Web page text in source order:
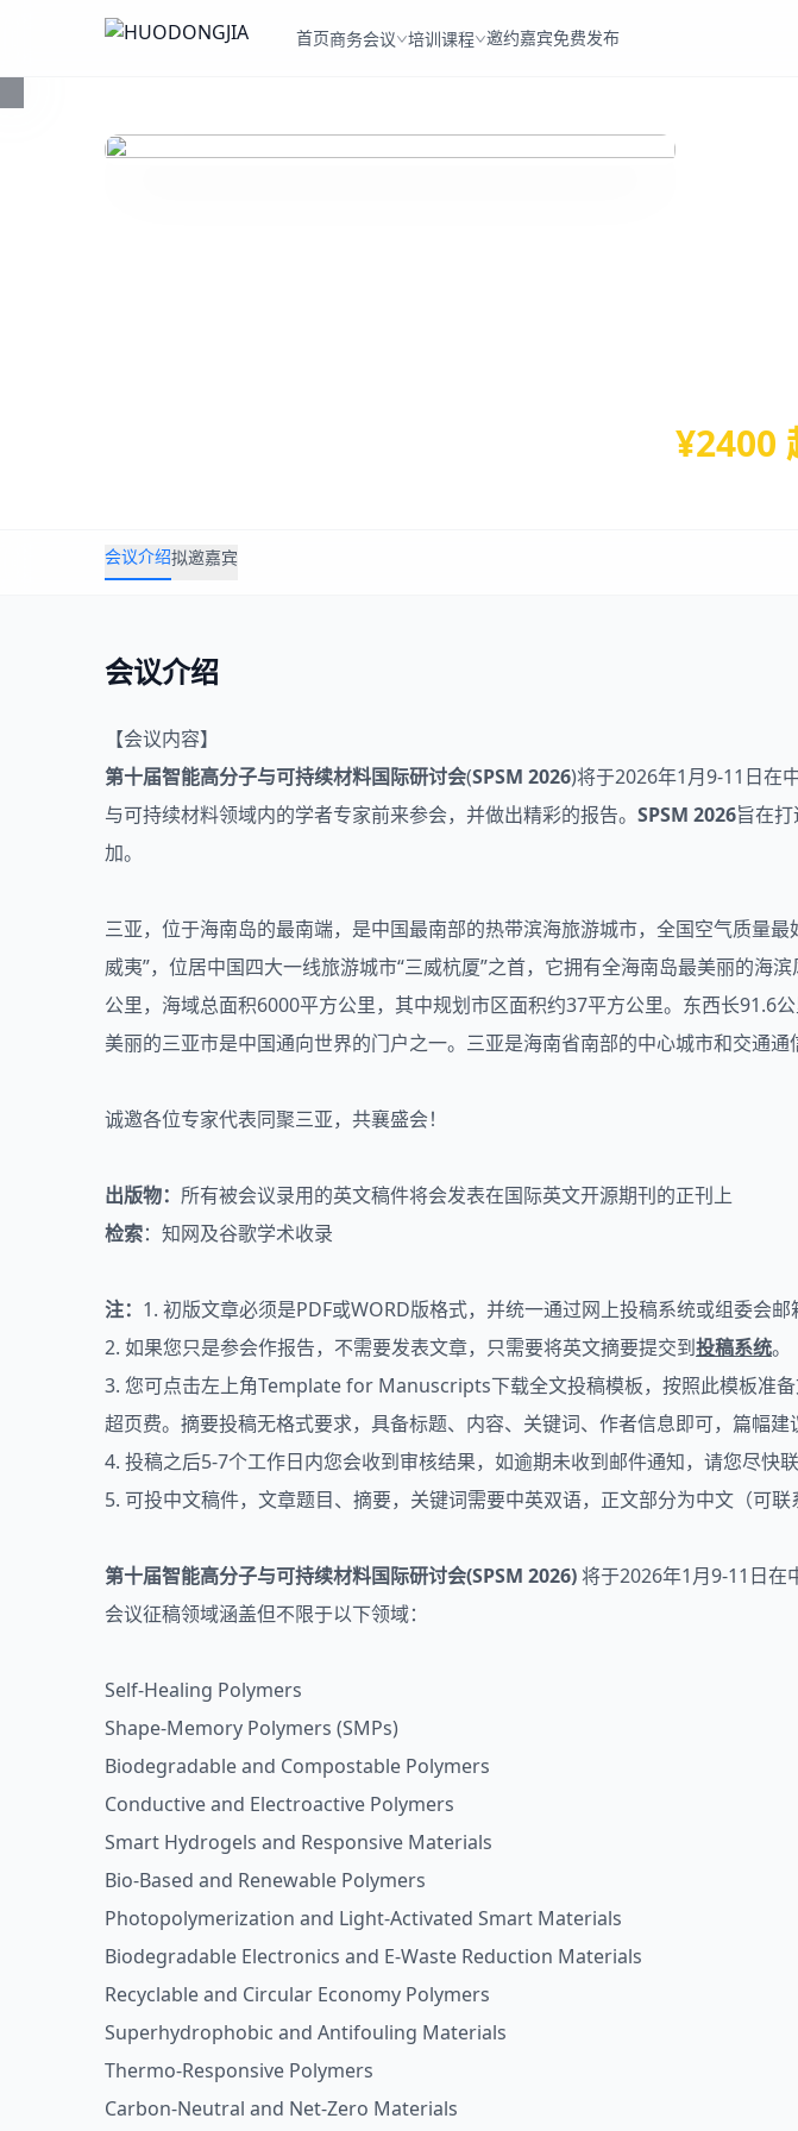
首页商务会议 培训课程 邀约嘉宾免费发布
¥2400
会议介绍拟邀嘉宾
会议介绍
【会议内容】
第十届智能高分子与可持续材料国际研讨会(SPSM 2026)将于2026年1月9-11日在
与可持续材料领域内的学者专家前来参会，并做出精彩的报告。 SPSM 2026旨在
加。
三亚，位于海南岛的最南端，是中国最南部的热带滨海旅游城市，全国空气质量
威夷”，位居中国四大一线旅游城市“三威杭厦”之首，它拥有全海南岛最美丽的
公里，海域总面积6000平方公里，其中规划市区面积约37平方公里。东西长91.6
美丽的三亚市是中国通向世界的门户之一。三亚是海南省南部的中心城市和交通
诚邀各位专家代表同聚三亚，共襄盛会！
出版物： 所有被会议录用的英文稿件将会发表在国际英文开源期刊的正刊上
检索：知网及谷歌学术收录
注： 1. 初版文章必须是PDF或WORD版格式，并统一通过网上投稿系统或组委会
2. 如果您只是参会作报告，不需要发表文章，只需要将英文摘要提交到投稿系统。
3. 您可点击左上角Template for Manuscripts下载全文投稿模板，按照此模板准
超页费。摘要投稿无格式要求，具备标题、内容、关键词、作者信息即可，篇幅建
4. 投稿之后5-7个工作日内您会收到审核结果，如逾期未收到邮件通知，请您尽快联
5. 可投中文稿件，文章题目、摘要，关键词需要中英双语，正文部分为中文（可
第十届智能高分子与可持续材料国际研讨会(SPSM 2026)将于2026年1月9-11日在
会议征稿领域涵盖但不限于以下领域：
Self-Healing Polymers
Shape-Memory Polymers (SMPs)
Biodegradable and Compostable Polymers
Conductive and Electroactive Polymers
Smart Hydrogels and Responsive Materials
Bio-Based and Renewable Polymers
Photopolymerization and Light-Activated Smart Materials
Biodegradable Electronics and E-Waste Reduction Materials
Recyclable and Circular Economy Polymers
Superhydrophobic and Antifouling Materials
Thermo-Responsive Polymers
Carbon-Neutral and Net-Zero Materials